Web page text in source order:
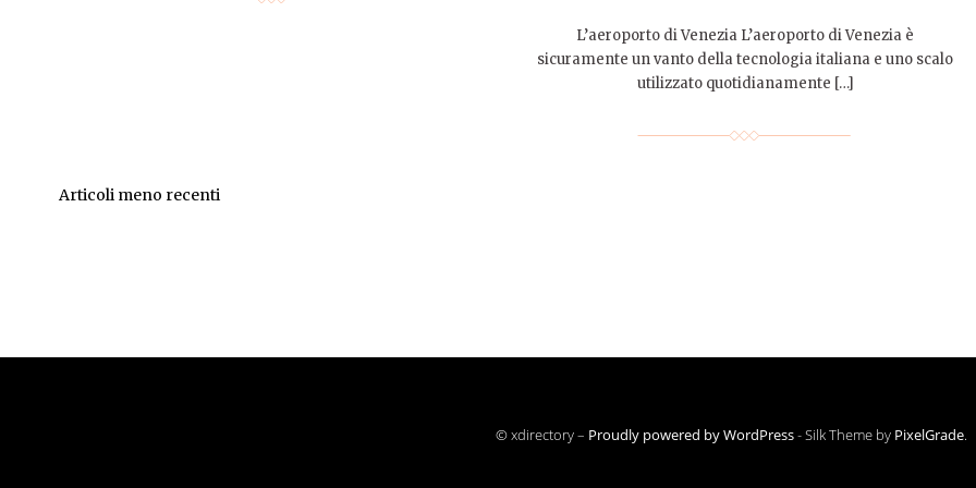
L’aeroporto di Venezia L’aeroporto di Venezia è
sicuramente un vanto della tecnologia italiana e uno scalo
utilizzato quotidianamente […]
Articoli meno recenti
© xdirectory – Proudly powered by WordPress-Silk Theme by PixelGrade.